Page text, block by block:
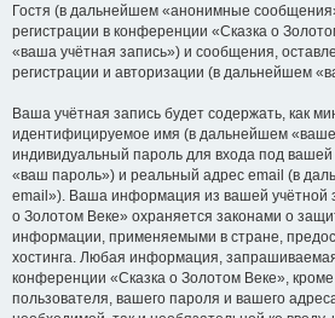
Гостя (в дальнейшем «анонимные
регистрации в конференции «Сказка о
«ваша учётная запись») и сообщения,
регистрации и авторизации (в дальнейшем
Ваша учётная запись будет содержать, как
идентифицируемое имя (в дальнейшем
индивидуальный пароль для входа под
«ваш пароль») и реальный адрес email (в
email»). Ваша информация из вашей учётной
о Золотом Веке» охраняется законами о
информации, применяемыми в стране,
хостинга. Любая информация,
конференции «Сказка о Золотом Веке»,
пользователя, вашего пароля и вашего